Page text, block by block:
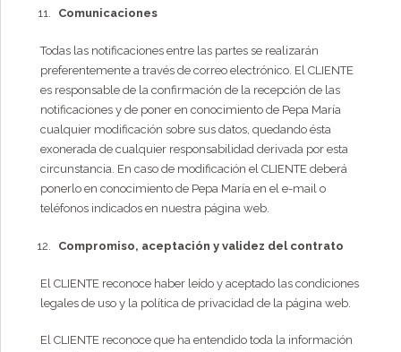
Comunicaciones
Todas las notificaciones entre las partes se realizarán
preferentemente a través de correo electrónico. El CLIENTE
es responsable de la confirmación de la recepción de las
notificaciones y de poner en conocimiento de Pepa María
cualquier modificación sobre sus datos, quedando ésta
exonerada de cualquier responsabilidad derivada por esta
circunstancia. En caso de modificación el CLIENTE deberá
ponerlo en conocimiento de Pepa María en el e-mail o
teléfonos indicados en nuestra página web.
Compromiso, aceptación y validez del contrato
El CLIENTE reconoce haber leído y aceptado las condiciones
legales de uso y la política de privacidad de la página web.
El CLIENTE reconoce que ha entendido toda la información